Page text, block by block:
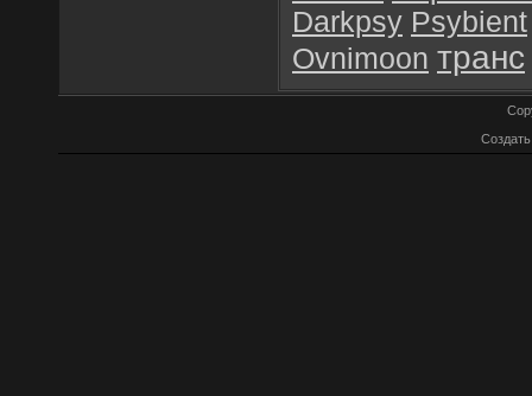
Darkpsy Psybient
Ovnimoon транс